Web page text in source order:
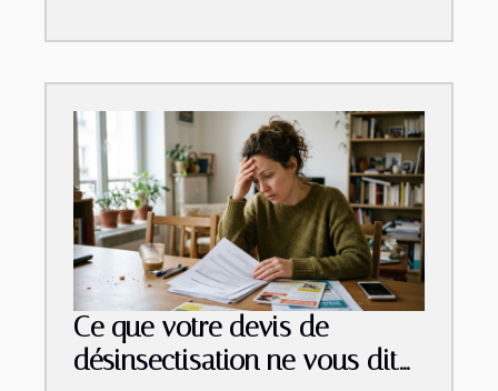
Ce que votre devis de
désinsectisation ne vous dit